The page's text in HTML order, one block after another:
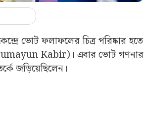
ভোট ফলাফলের চিত্র পরিষ্কার হতে
Kabir)। এবার ভোট গণনার
জড়িয়েছিলেন।